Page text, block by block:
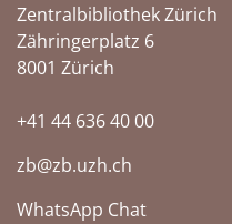
Zentralbibliothek Zürich
Zähringerplatz 6
8001 Zürich
+41 44 636 40 00
zb@zb.uzh.ch
WhatsApp Chat